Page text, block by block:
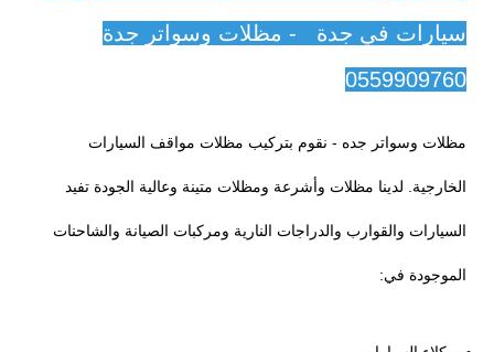
سيارات في جدة - مظلات وسواتر جدة
0559909760
مظلات وسواتر جده - نقوم بتركيب مظلات مواقف السيارات
الخارجية. لدينا مظلات وأشرعة ومظلات متينة وعالية الجودة تفيد
السيارات والقوارب والدراجات النارية ومركبات الصيانة والشاحنات
الموجودة في: